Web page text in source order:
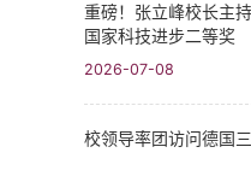
重磅！张立峰校长主
国家科技进步二等奖
2026-07-08
校领导率团访问德国